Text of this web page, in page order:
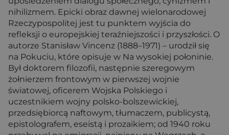
nihilizmem. Epicki obraz dawnej wielonarodowej
Rzeczypospolitej jest tu punktem wyjścia do
refleksji o europejskiej teraźniejszości i przyszłości. O
autorze Stanisław Vincenz (1888–1971) – urodził się
na Pokuciu, które opisuje w Na wysokiej połoninie.
Był doktorem filozofii, następnie szeregowym
żołnierzem frontowym w pierwszej wojnie
światowej, oficerem Wojska Polskiego i
uczestnikiem wojny polsko-bolszewickiej,
przedsiębiorcą naftowym, tłumaczem, publicystą,
epistolografem, eseistą i prozaikiem; od 1940 roku